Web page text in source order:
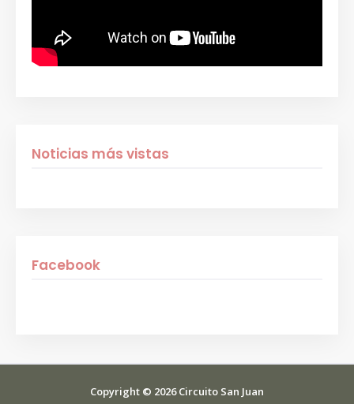
Noticias más vistas
Facebook
Copyright © 2026Circuito San Juan